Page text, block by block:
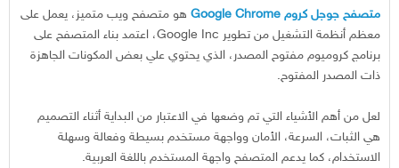
متصفح جوجل كروم Google Chrome هو متصفح ويب متميز، يعمل على
معظم أنظمة التشغيل من تطوير Google Inc، اعتمد بناء المتصفح على
برنامج كروميوم مفتوح المصدر، الذي يحتوي علي بعض المكونات الجاهزة
ذات المصدر المفتوح.
لعل من أهم الأشياء التي تم وضعها في الاعتبار من البداية أثناء التصميم
هي الثبات، السرعة، الأمان وواجهة مستخدم بسيطة وفعالة وسهلة
الاستخدام، كما يدعم المتصفح واجهة المستخدم باللغة العربية.